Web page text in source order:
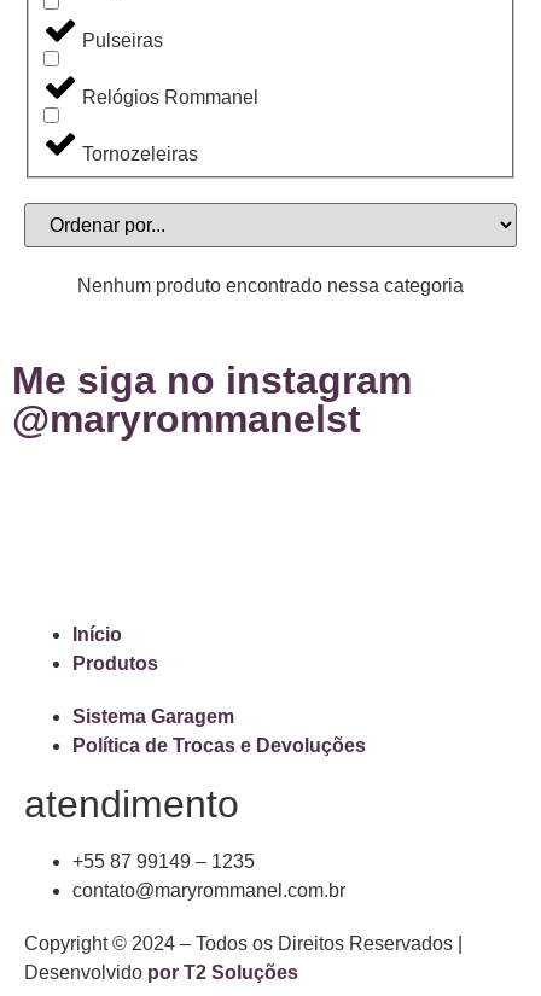
Pulseiras
Relógios Rommanel
Tornozeleiras
Nenhum produto encontrado nessa categoria
Me siga no instagram
@maryrommanelst
Início
Produtos
Sistema Garagem
Política de Trocas e Devoluções
atendimento
+55 87 99149 – 1235
contato@maryrommanel.com.br
Copyright © 2024 – Todos os Direitos Reservados |
Desenvolvido por T2 Soluções